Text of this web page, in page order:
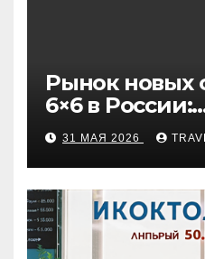
Рынок новых
6×6 в России:
31 МАЯ 2026